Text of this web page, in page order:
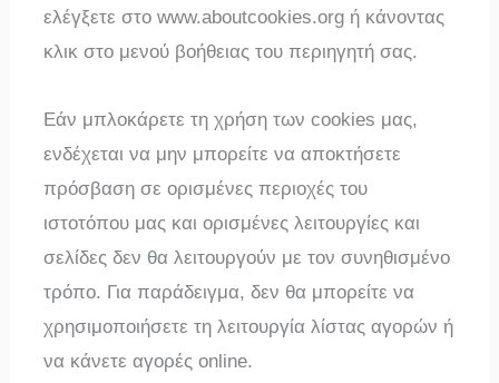
ελέγξετε στο www.aboutcookies.org ή κάνοντας
κλικ στο μενού βοήθειας του περιηγητή σας.
Εάν μπλοκάρετε τη χρήση των cookies μας,
ενδέχεται να μην μπορείτε να αποκτήσετε
πρόσβαση σε ορισμένες περιοχές του
ιστοτόπου μας και ορισμένες λειτουργίες και
σελίδες δεν θα λειτουργούν με τον συνηθισμένο
τρόπο. Για παράδειγμα, δεν θα μπορείτε να
χρησιμοποιήσετε τη λειτουργία λίστας αγορών ή
να κάνετε αγορές online.